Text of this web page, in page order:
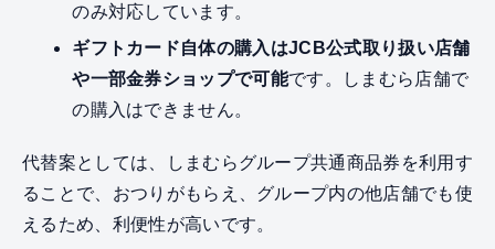
のみ対応しています。
ギフトカード自体の購入はJCB公式取り扱い店舗
や一部金券ショップで可能です。しまむら店舗で
の購入はできません。
代替案としては、しまむらグループ共通商品券を利用す
ることで、おつりがもらえ、グループ内の他店舗でも使
えるため、利便性が高いです。